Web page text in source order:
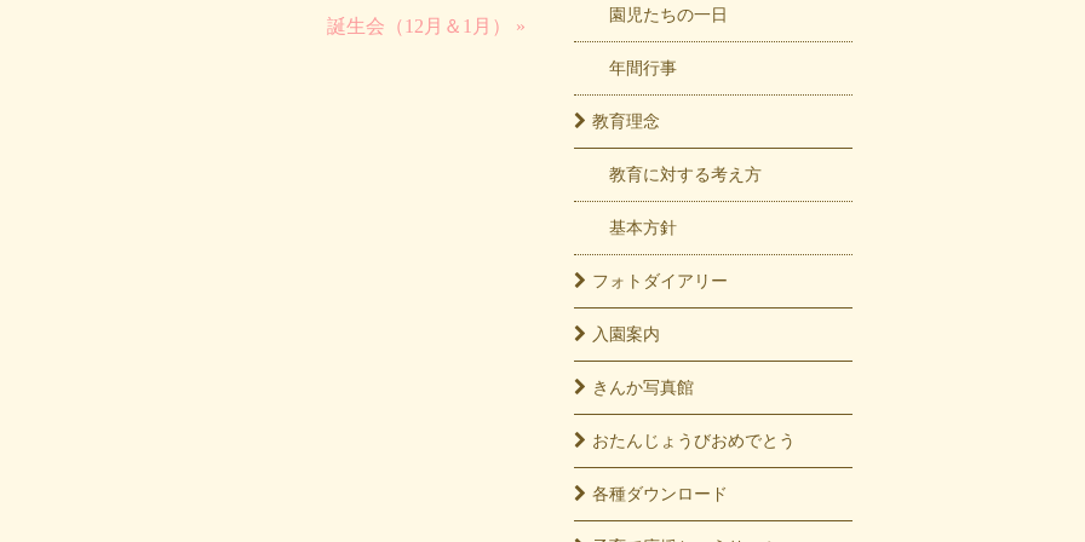
誕生会（12月＆1月） »
園児たちの一日
年間行事
教育理念
教育に対する考え方
基本方針
フォト ダイアリー
入園案内
きんか写真館
おたんじょうびおめでとう
各種ダウンロード